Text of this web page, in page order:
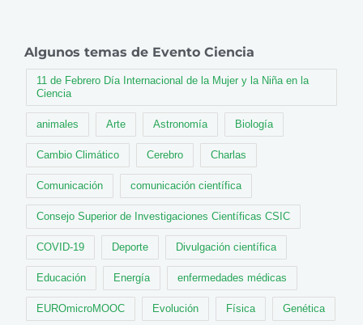
Algunos temas de Evento Ciencia
11 de Febrero Día Internacional de la Mujer y la Niña en la
Ciencia
animales Arte Astronomía Biología
Cambio Climático Cerebro Charlas
Comunicación comunicación científica
Consejo Superior de Investigaciones Científicas CSIC
COVID-19 Deporte Divulgación científica
Educación Energía enfermedades médicas
EUROmicroMOOC Evolución Física Genética